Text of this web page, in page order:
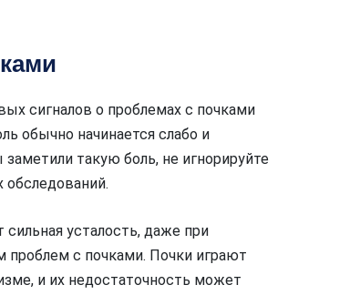
сигналов о проблемах с почками
обычно начинается слабо и
такую боль, не игнорируйте
обследований.
сильная усталость, даже при
проблем с почками. Почки играют
и их недостаточность может